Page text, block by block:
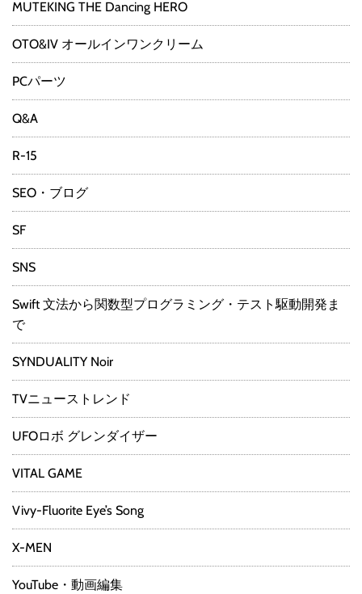
MUTEKING THE Dancing HERO
OTO&IV オールインワンクリーム
PCパーツ
Q&A
R-15
SEO・ブログ
SF
SNS
Swift 文法から関数型プログラミング・テスト駆動開発ま
で
SYNDUALITY Noir
TVニューストレンド
UFOロボ グレンダイザー
VITAL GAME
Vivy-Fluorite Eye’s Song
X-MEN
YouTube・動画編集